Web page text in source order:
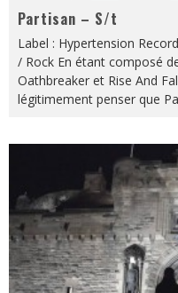
Partisan – S/t
Label : Hypertension
/ Rock En étant composé
Oathbreaker et Rise And
légitimement penser que